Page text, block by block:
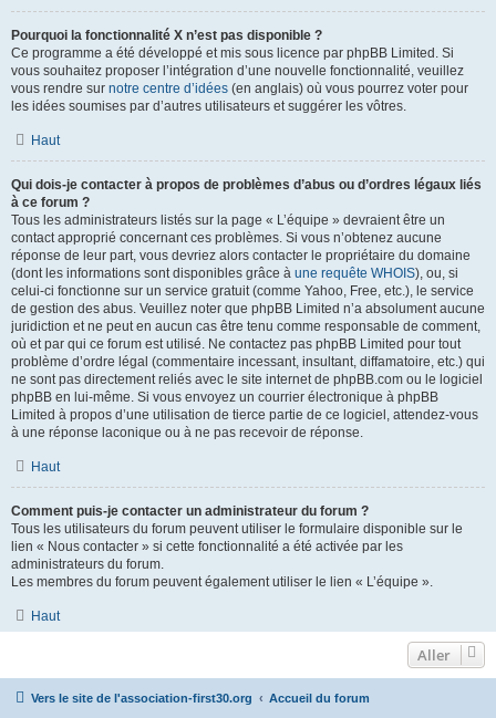
Pourquoi la fonctionnalité X n’est pas disponible ?
Ce programme a été développé et mis sous licence par phpBB Limited. Si
vous souhaitez proposer l’intégration d’une nouvelle fonctionnalité, veuillez
vous rendre sur notre centre d’idées (en anglais) où vous pourrez voter pour
les idées soumises par d’autres utilisateurs et suggérer les vôtres.
Haut
Qui dois-je contacter à propos de problèmes d’abus ou d’ordres légaux liés
à ce forum ?
Tous les administrateurs listés sur la page « L’équipe » devraient être un
contact approprié concernant ces problèmes. Si vous n’obtenez aucune
réponse de leur part, vous devriez alors contacter le propriétaire du domaine
(dont les informations sont disponibles grâce à une requête WHOIS), ou, si
celui-ci fonctionne sur un service gratuit (comme Yahoo, Free, etc.), le service
de gestion des abus. Veuillez noter que phpBB Limited n’a absolument aucune
juridiction et ne peut en aucun cas être tenu comme responsable de comment,
où et par qui ce forum est utilisé. Ne contactez pas phpBB Limited pour tout
problème d’ordre légal (commentaire incessant, insultant, diffamatoire, etc.) qui
ne sont pas directement reliés avec le site internet de phpBB.com ou le logiciel
phpBB en lui-même. Si vous envoyez un courrier électronique à phpBB
Limited à propos d’une utilisation de tierce partie de ce logiciel, attendez-vous
à une réponse laconique ou à ne pas recevoir de réponse.
Haut
Comment puis-je contacter un administrateur du forum ?
Tous les utilisateurs du forum peuvent utiliser le formulaire disponible sur le
lien « Nous contacter » si cette fonctionnalité a été activée par les
administrateurs du forum.
Les membres du forum peuvent également utiliser le lien « L’équipe ».
Haut
Aller
Vers le site de l'association-first30.org Accueil du forum